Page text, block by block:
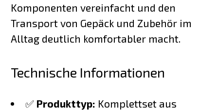
Komponenten vereinfacht und den
Transport von Gepäck und Zubehör im
Alltag deutlich komfortabler macht.
Technische Informationen
✅ Produkttyp: Komplettset aus